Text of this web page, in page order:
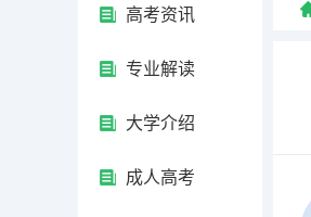
高考资讯
专业解读
大学介绍
成人高考